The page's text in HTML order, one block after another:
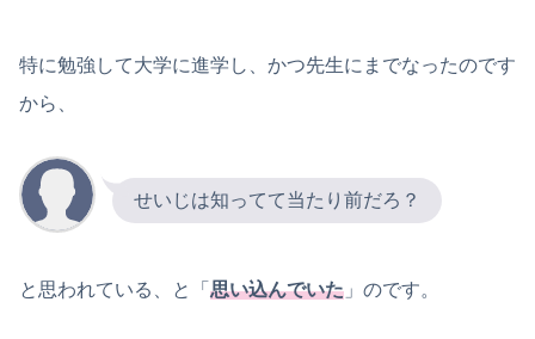
特に勉強して大学に進学し、かつ先生にまでなったのです
から、
せいじは知ってて当たり前だろ？
と思われている、と「 思い込んでいた 」のです。